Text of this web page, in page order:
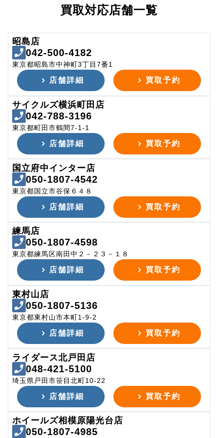
買取対応店舗一覧
昭島店
042-500-4182
東京都昭島市中神町3丁目7番1
店舗詳細 買取予約
サイクルズ横浜町田店
042-788-3196
東京都町田市鶴間7-1-1
店舗詳細 買取予約
国立府中インター店
050-1807-4542
東京都国立市谷保６４８
店舗詳細 買取予約
練馬店
050-1807-4598
東京都練馬区南田中２－２３－１８
店舗詳細 買取予約
東村山店
050-1807-5136
東京都東村山市本町1-9-2
店舗詳細 買取予約
ライダース北戸田店
048-421-5100
埼玉県戸田市笹目北町10-22
店舗詳細 買取予約
ホイールズ相模原陽光台店
050-1807-4985